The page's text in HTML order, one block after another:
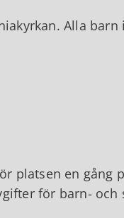
Alla
platsen en gång
för barn- och